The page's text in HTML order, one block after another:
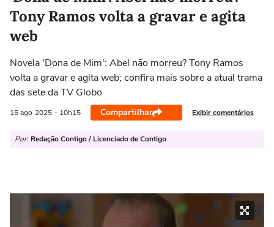
Tony Ramos volta a gravar e agita
web
Novela 'Dona de Mim': Abel não morreu? Tony Ramos
volta a gravar e agita web; confira mais sobre a atual trama
das sete da TV Globo
15 ago 2025 - 10h15 Compartilhar Exibir comentários
Por: Redação Contigo / Licenciado de Contigo